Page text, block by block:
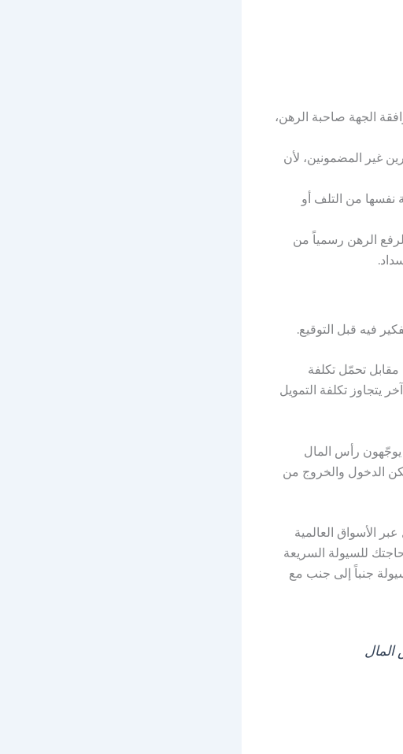
الجهة صاحبة الرهن،
غير المضمونين، لأن
نفسها من التلف أو
الرهن رسمياً من
مقابل تحمّل تكلفة
يتجاوز تكلفة التمويل
يوجّهون رأس المال
الدخول والخروج من
الأسواق العالمية
للسيولة السريعة
جنباً إلى جنب مع